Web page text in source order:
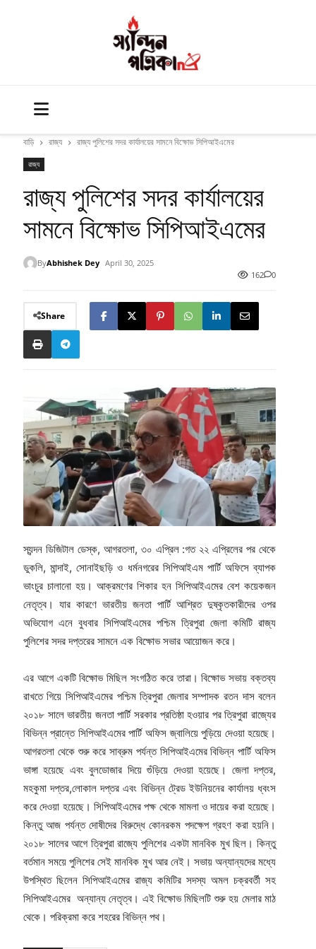
বাড়ি রাজ্য রাজ্য পুলিশের সদর কার্যালয়ের সামনে বিক্ষোভ সিপিআইএমের
রাজ্য
রাজ্য পুলিশের সদর কার্যালয়ের
সামনে বিক্ষোভ সিপিআইএমের
ByAbhishek Dey April 30, 2025
162
0
Share
স্যন্দন ডিজিটাল ডেস্ক, আগরতলা, ৩০ এপ্রিল :গত ২২ এপ্রিলের পর থেকে
ডুকলি, মান্দাই, সোনাইছড়ি ও ধর্মনগরের সিপিআইএম পার্টি অফিসে ব্যাপক
ভাংচুর চালানো হয়। আক্রমণের শিকার হন সিপিআইএমের বেশ কয়েকজন
নেতৃত্ব। যার কারণে ভারতীয় জনতা পার্টি আশ্রিত দুষ্কৃতকারীদের ওপর
অভিযোগ এনে বুধবার সিপিআইএমের পশ্চিম ত্রিপুরা জেলা কমিটি রাজ্য
পুলিশের সদর দপ্তরের সামনে এক বিক্ষোভ সভার আয়োজন করে।
এর আগে একটি বিক্ষোভ মিছিল সংগঠিত করে তারা। বিক্ষোভ সভায় বক্তব্য
রাখতে গিয়ে সিপিআইএমের পশ্চিম ত্রিপুরা জেলার সম্পাদক রতন দাস বলেন
২০১৮ সালে ভারতীয় জনতা পার্টি সরকার প্রতিষ্ঠা হওয়ার পর ত্রিপুরা রাজ্যের
বিভিন্ন প্রান্তে সিপিআইএমের পার্টি অফিস জ্বালিয়ে পুড়িয়ে দেওয়া হয়েছে।
আগরতলা থেকে শুরু করে সাব্রুম পর্যন্ত সিপিআইএমের বিভিন্ন পার্টি অফিস
ভাঙ্গা হয়েছে এবং বুলডোজার দিয়ে গুঁড়িয়ে দেওয়া হয়েছে। জেলা দপ্তর,
মহকুমা দপ্তর,লোকাল দপ্তর এবং বিভিন্ন ট্রেড ইউনিয়নের কার্যালয় ধ্বংস
করে দেওয়া হয়েছে। সিপিআইএমের পক্ষ থেকে মামলা ও দায়ের করা হয়েছে।
কিন্তু আজ পর্যন্ত দোষীদের বিরুদ্ধে কোনরকম পদক্ষেপ গ্রহণ করা হয়নি।
২০১৮ সালের আগে ত্রিপুরা রাজ্যে পুলিশের একটা মানবিক মুখ ছিল। কিন্তু
বর্তমান সময়ে পুলিশের সেই মানবিক মুখ আর নেই। সভায় অন্যান্যদের মধ্যে
উপস্থিত ছিলেন সিপিআইএমের রাজ্য কমিটির সদস্য অমল চক্রবর্তী সহ
সিপিআইএমের অন্যান্য নেতৃত্ব। এই বিক্ষোভ মিছিলটি শুরু হয় মেলার মাঠ
থেকে। পরিক্রমা করে শহরের বিভিন্ন পথ।